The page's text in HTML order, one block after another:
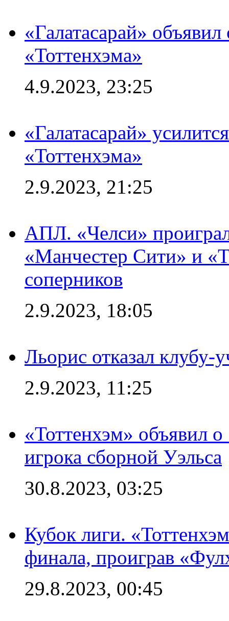
«Галатасарай»
«Тоттенхэма»
4.9.2023, 23:25
«Галатасарай»
«Тоттенхэма»
2.9.2023, 21:25
АПЛ. «Челси»
«Манчестер Сити» и
соперников
2.9.2023, 18:05
Льорис отказал клубу-
2.9.2023, 11:25
«Тоттенхэм» объявил
игрока сборной Уэльса
30.8.2023, 03:25
Кубок лиги.
финала, проиграв
29.8.2023, 00:45